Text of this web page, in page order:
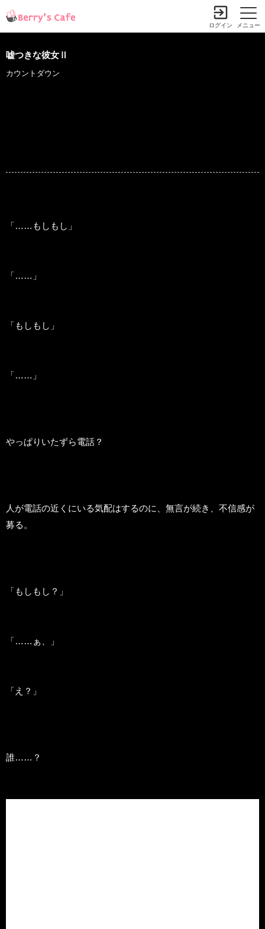
メニュー
ログイン
嘘つきな彼女Ⅱ
カウントダウン
「……もしもし」
「……」
「もしもし」
「……」
やっぱりいたずら電話？
人が電話の近くにいる気配はするのに、無言が続き、不信感が
募る。
「もしもし？」
「……ぁ、」
「え？」
誰……？